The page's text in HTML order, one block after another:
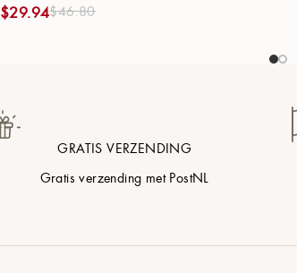
$46.80
$29.94
GRATIS VERZENDING
Gratis verzending met PostNL